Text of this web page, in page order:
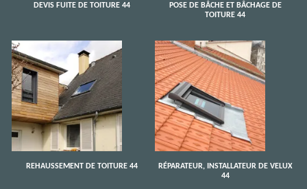
DEVIS FUITE DE TOITURE 44
POSE DE BÂCHE ET BÂCHAGE DE
TOITURE 44
REHAUSSEMENT DE TOITURE 44
RÉPARATEUR, INSTALLATEUR DE VELUX
44